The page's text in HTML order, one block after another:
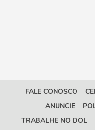
FALE CONOSCO
ANUNCIE
TRABALHE NO DOL